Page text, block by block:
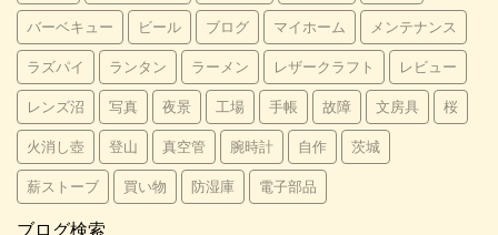
バーベキュー ビール ブログ マイホーム メンテナンス
ラズパイ ランタン ラーメン レザークラフト レビュー
レンズ沼 写真 夜景 工場 手帳 故障 文房具 桜
火消し壺 登山 真空管 腕時計 自作 茨城
薪ストーブ 買い物 防湿庫 電子部品
ブログ検索